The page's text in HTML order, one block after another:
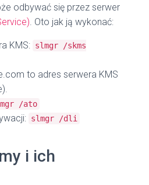
odbywać się przez serwer
. Oto jak ją wykonać:
KMS: slmgr /skms
to adres serwera KMS
/ato
slmgr /dli
i ich